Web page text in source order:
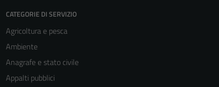
CATEGORIE DI SERVIZIO
Agricoltura e pesca
Ambiente
Anagrafe e stato civile
Appalti pubblici